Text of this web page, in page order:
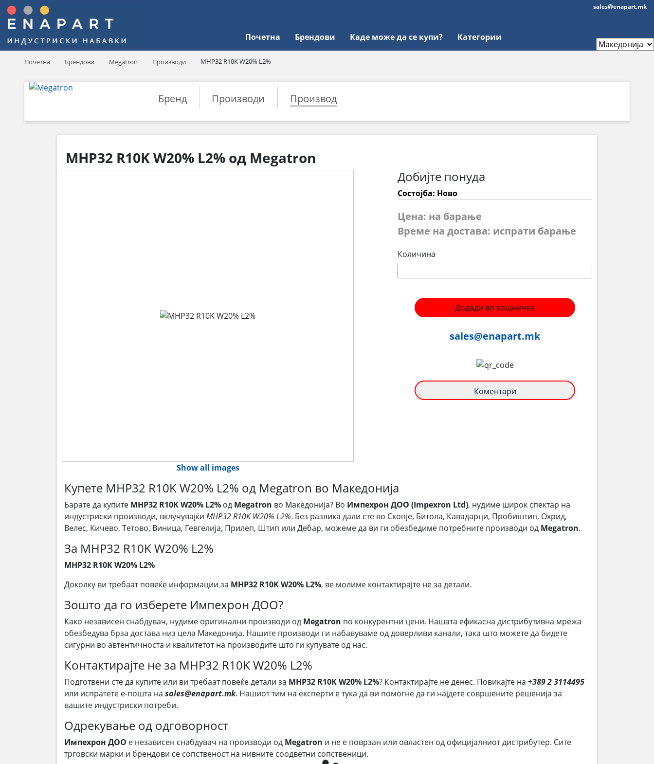
Почетна Брендови Каде може да се купи? Категории
sales@enapart.mk
Почетна Брендови Megatron Производи MHP32 R10K W20% L2%
Бренд Производи Производ
MHP32 R10K W20% L2% од Megatron
Show all images
Добијте понуда
Состојба: Ново
Цена: на барање
Време на достава: испрати барање
Количина
Додади во кошничка
sales@enapart.mk
Коментари
Купете MHP32 R10K W20% L2% од Megatron во Македонија
Барате да купите MHP32 R10K W20% L2% од Megatron во Македонија? Во Импехрон ДОО (Impexron Ltd), нудиме широк спектар на
индустриски производи, вклучувајќи MHP32 R10K W20% L2%. Без разлика дали сте во Скопје, Битола, Кавадарци, Пробиштип, Охрид,
Велес, Кичево, Тетово, Виница, Гевгелија, Прилеп, Штип или Дебар, можеме да ви ги обезбедиме потребните производи од Megatron.
За MHP32 R10K W20% L2%
MHP32 R10K W20% L2%
Доколку ви требаат повеќе информации за MHP32 R10K W20% L2%, ве молиме контактирајте не за детали.
Зошто да го изберете Импехрон ДОО?
Како независен снабдувач, нудиме оригинални производи од Megatron по конкурентни цени. Нашата ефикасна дистрибутивна мрежа
обезбедува брза достава низ цела Македонија. Нашите производи ги набавуваме од доверливи канали, така што можете да бидете
сигурни во автентичноста и квалитетот на производите што ги купувате од нас.
Контактирајте не за MHP32 R10K W20% L2%
Подготвени сте да купите или ви требаат повеќе детали за MHP32 R10K W20% L2%? Контактирајте не денес. Повикајте на +389 2 3114495
или испратете е-пошта на sales@enapart.mk. Нашиот тим на експерти е тука да ви помогне да ги најдете совршените решенија за
вашите индустриски потреби.
Одрекување од одговорност
Импехрон ДОО е независен снабдувач на производи од Megatron и не е поврзан или овластен од официјалниот дистрибутер. Сите
трговски марки и брендови се сопственост на нивните соодветни сопственици.